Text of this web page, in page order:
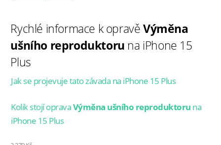
Rychlé informace k opravěVýměna
ušního reproduktoru na iPhone 15
Plus
Jak se projevuje tato závada na iPhone 15 Plus
Kolik stojí opravaVýměna ušního reproduktoru na
iPhone 15 Plus